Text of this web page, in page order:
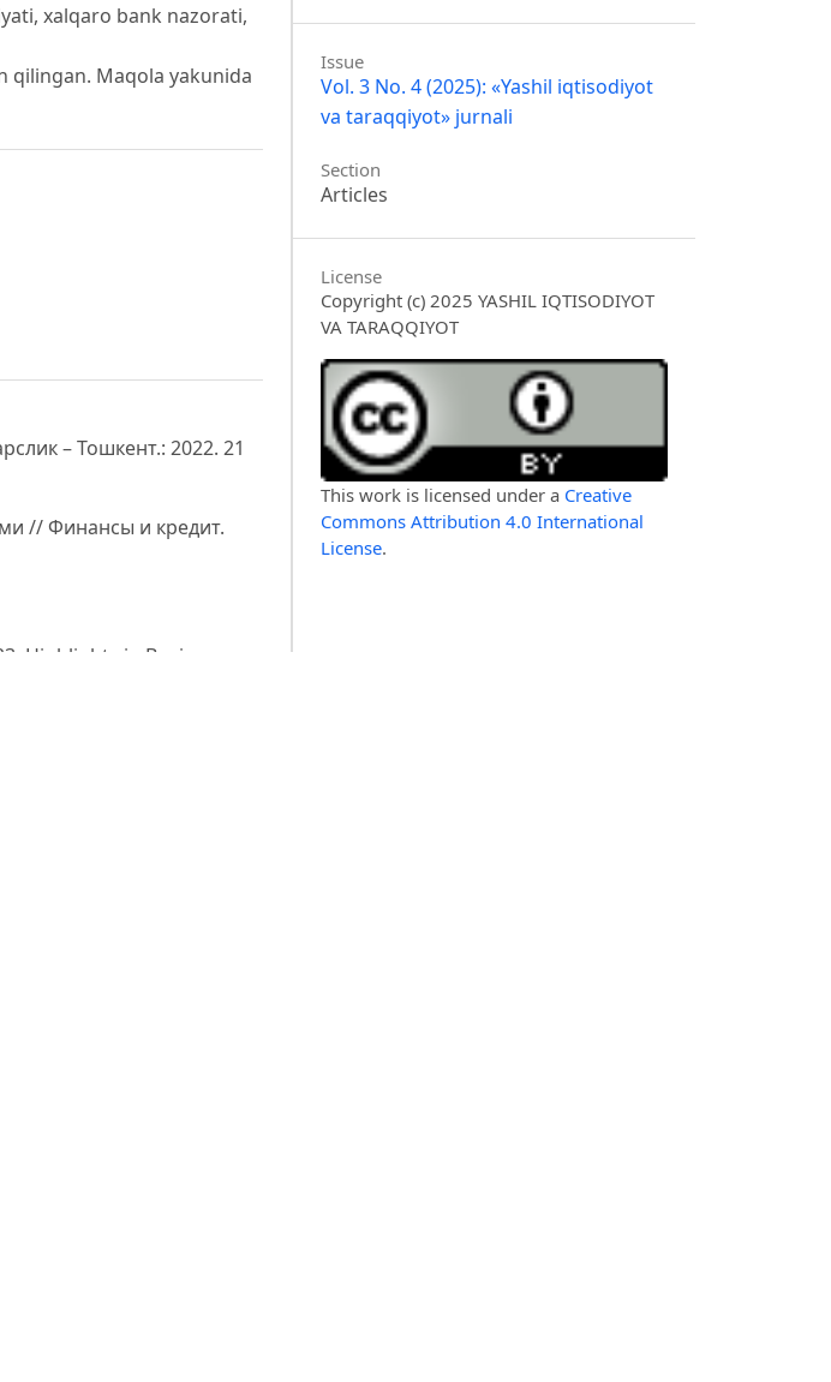
xalqaro bank nazorati,
qilingan. Maqola yakunida
– Тошкент.: 2022. 21
// Финансы и кредит.
Highlights in Business
Issue
Vol. 3 No. 4 (2025): «Yashil iqtisodiyot
va taraqqiyot» jurnali
Section
Articles
License
Copyright (c) 2025 YASHIL IQTISODIYOT
VA TARAQQIYOT
This work is licensed under a Creative
Commons Attribution 4.0 International
License.